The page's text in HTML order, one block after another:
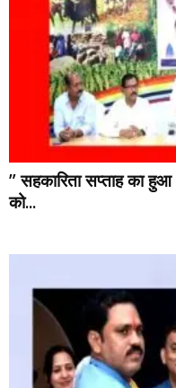
” सहकारिता सप्ताह का
को...